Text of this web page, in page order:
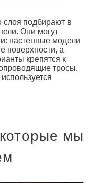
слоя подбирают в
. Они могут
настенные модели
поверхности, а
крепятся к
тросы.
мы